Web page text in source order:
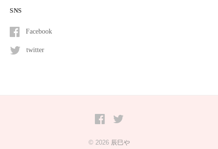
SNS
Facebook
twitter
Facebook
twitter
© 2026 辰巳や